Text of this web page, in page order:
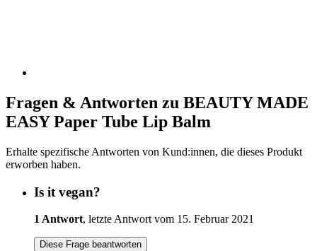
Fragen & Antworten zu BEAUTY MADE
EASY Paper Tube Lip Balm
Erhalte spezifische Antworten von Kund:innen, die dieses Produkt
erworben haben.
Is it vegan?
1 Antwort, letzte Antwort vom 15. Februar 2021
Diese Frage beantworten